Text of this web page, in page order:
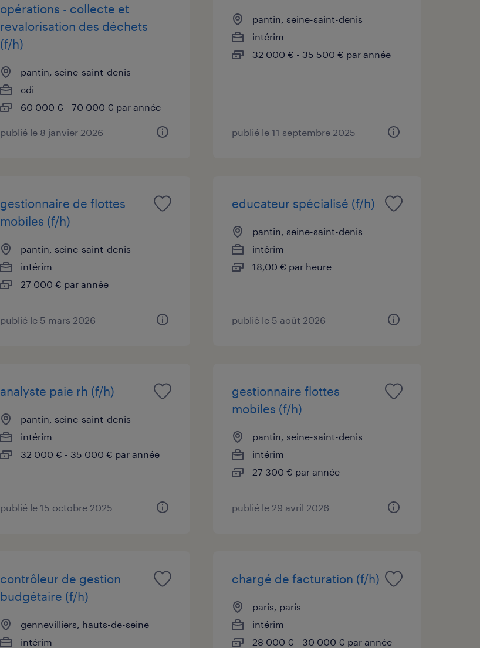
opérations - collecte et
revalorisation des déchets
(f/h)
pantin, seine-saint-denis
cdi
60 000 € - 70 000 € par année
publié le 8 janvier 2026
pantin, seine-saint-denis
intérim
32 000 € - 35 500 € par année
publié le 11 septembre 2025
gestionnaire de flottes
mobiles (f/h)
pantin, seine-saint-denis
intérim
27 000 € par année
publié le 5 mars 2026
educateur spécialisé (f/h)
pantin, seine-saint-denis
intérim
18,00 € par heure
publié le 5 août 2026
analyste paie rh (f/h)
pantin, seine-saint-denis
intérim
32 000 € - 35 000 € par année
publié le 15 octobre 2025
gestionnaire flottes
mobiles (f/h)
pantin, seine-saint-denis
intérim
27 300 € par année
publié le 29 avril 2026
contrôleur de gestion
budgétaire (f/h)
gennevilliers, hauts-de-seine
intérim
chargé de facturation (f/h)
paris, paris
intérim
28 000 € - 30 000 € par année